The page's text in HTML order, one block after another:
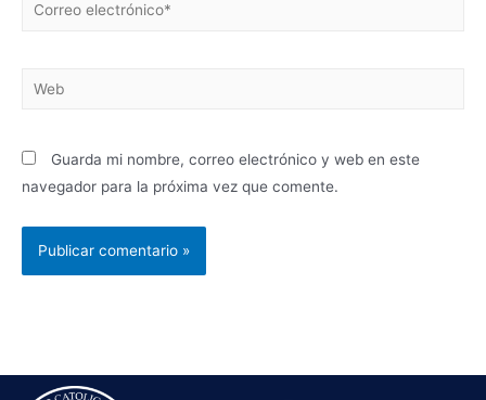
Guarda mi nombre, correo electrónico y web en este
navegador para la próxima vez que comente.